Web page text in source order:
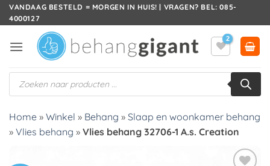
Ga
naar
VANDAAG BESTELD = MORGEN IN HUIS! | VRAGEN? BEL: 085-
4000127
Producten
zoeken
Home » Winkel » Behang » Slaap en woonkamer behang
» Vlies behang » Vlies behang 32706-1 A.s. Creation